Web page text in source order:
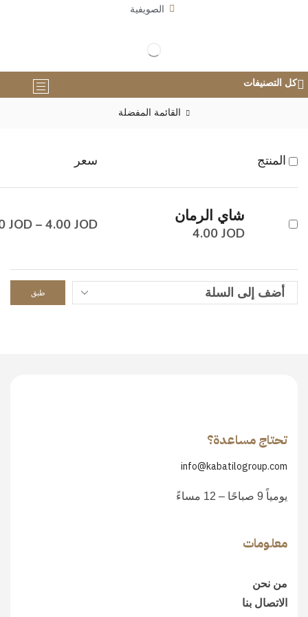
الصويفية
كل التصنيفات
القائمة المفضلة
المنتج سعر
شاي الرمان
4.00 JOD
4.00JOD
–
JOD
طبق
تحتاج مساعدة؟
info@kabatilogroup.com
يومياً 9 صباحًا – 12 مساءً
معلومات
من نحن
الاتصال بنا